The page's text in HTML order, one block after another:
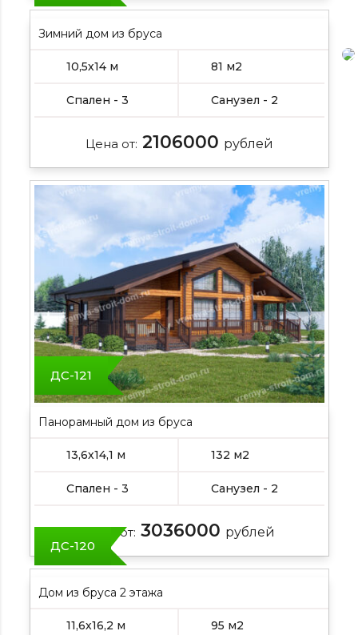
Зимний дом из бруса
10,5х14 м 81 м2
Спален - 3 Санузел - 2
Цена от: 2106000 рублей
ДС-121
Панорамный дом из бруса
13,6х14,1 м 132 м2
Спален - 3 Санузел - 2
Цена от: 3036000 рублей
ДС-120
Дом из бруса 2 этажа
11,6х16,2 м 95 м2